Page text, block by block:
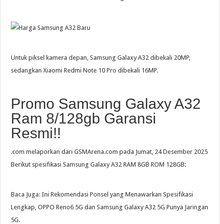
Untuk piksel kamera depan, Samsung Galaxy A32 dibekali 20MP,
sedangkan Xiaomi Redmi Note 10 Pro dibekali 16MP.
Promo Samsung Galaxy A32
Ram 8/128gb Garansi
Resmi!!
.com melaporkan dari GSMArena.com pada Jumat, 24 Desember 2025
Berikut spesifikasi Samsung Galaxy A32 RAM 8GB ROM 128GB:
Baca Juga: Ini Rekomendasi Ponsel yang Menawarkan Spesifikasi
Lengkap, OPPO Reno6 5G dan Samsung Galaxy A32 5G Punya Jaringan
5G.